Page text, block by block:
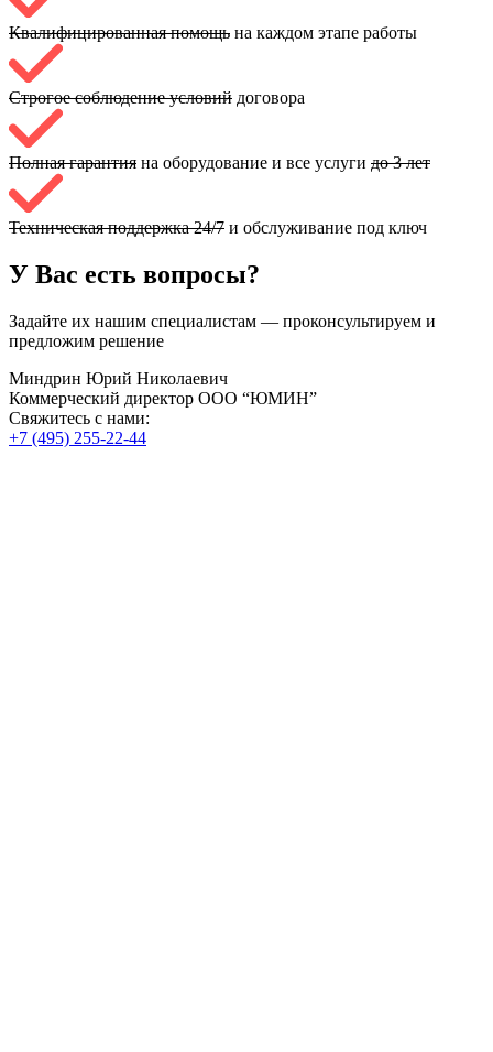
Квалифицированная помощь на каждом этапе работы
Строгое соблюдение условий договора
Полная гарантия на оборудование и все услуги до 3 лет
Техническая поддержка 24/7 и обслуживание под ключ
У Вас есть вопросы?
Задайте их нашим специалистам — проконсультируем и
предложим решение
Миндрин Юрий Николаевич
Коммерческий директор ООО “ЮМИН”
Свяжитесь с нами:
+7 (495) 255-22-44